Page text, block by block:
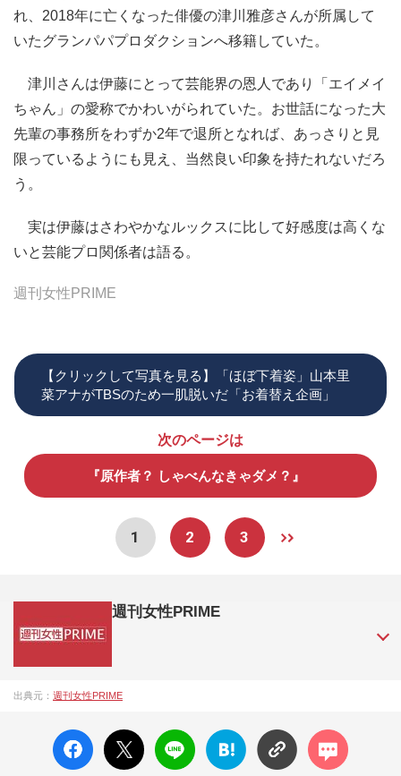
れ、2018年に亡くなった俳優の津川雅彦さんが所属して
いたグランパパプロダクションへ移籍していた。
津川さんは伊藤にとって芸能界の恩人であり「エイメイ
ちゃん」の愛称でかわいがられていた。お世話になった大
先輩の事務所をわずか2年で退所となれば、あっさりと見
限っているようにも見え、当然良い印象を持たれないだろ
う。
実は伊藤はさわやかなルックスに比して好感度は高くな
いと芸能プロ関係者は語る。
週刊女性PRIME
【クリックして写真を見る】「ほぼ下着姿」山本里
菜アナがTBSのため一肌脱いだ「お着替え企画」
次のページは
『原作者？ しゃべんなきゃダメ？』
1 2 3
週刊女性PRIME
成27年）1月に開設された主婦と生活社が運営する日本のニュ
陣の執筆記事を配信するほか、女性週刊誌『週刊女性』の誌
面に掲載された記事から、インターネット利用者層にとって
出典元： 週刊女性PRIME
facebo
ok い
X ポス
ト
LINE
はてな
ブック
コメン
ト